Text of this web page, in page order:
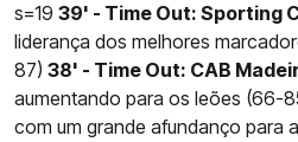
s=19 39' - Time Out: Sporting
liderança dos melhores
87) 38' - Time Out: CAB
aumentando para os leões (66-
com um grande afundanço para